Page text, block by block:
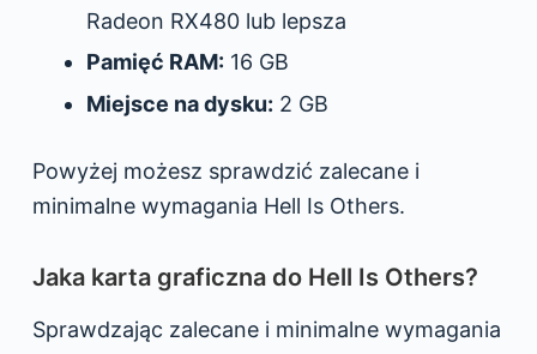
Radeon RX480 lub lepsza
Pamięć RAM: 16 GB
Miejsce na dysku: 2 GB
Powyżej możesz sprawdzić zalecane i
minimalne wymagania Hell Is Others.
Jaka karta graficzna do Hell Is Others?
Sprawdzając zalecane i minimalne wymagania